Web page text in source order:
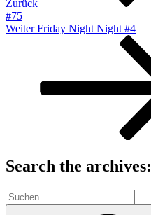
Zurück
#75
Nächster
Weiter Friday Night Night #4
Search the archives:
Suche
nach: